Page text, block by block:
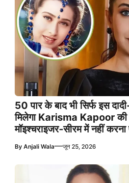
50 पार के बाद भी सिर्फ इस
मिलेगा Karisma Kapoor की
मॉइश्चराइजर-सीरम में नहीं करना
By Anjali Wala—जून 25, 2026